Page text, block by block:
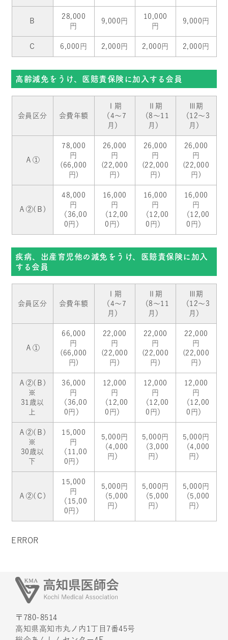
Ｂ
28,000
円
9,000円
10,000
円
9,000円
Ｃ 6,000円 2,000円 2,000円 2,000円
高齢減免をうけ、医賠責保険に加入する会員
会員区分 会費年額
Ⅰ期
（4～7
月）
Ⅱ期
（8～11
月）
Ⅲ期
（12～3
月）
Ａ①
78,000
円
(66,000
円)
26,000
円
(22,000
円)
26,000
円
(22,000
円)
26,000
円
(22,000
円)
Ａ②(Ｂ)
48,000
円
（36,00
0円）
16,000
円
（12,00
0円）
16,000
円
（12,00
0円）
16,000
円
（12,00
0円）
疾病、出産育児他の減免をうけ、医賠責保険に加入
する会員
会員区分 会費年額
Ⅰ期
（4～7
月）
Ⅱ期
（8～11
月）
Ⅲ期
（12～3
月）
Ａ①
66,000
円
(66,000
円)
22,000
円
(22,000
円)
22,000
円
(22,000
円)
22,000
円
(22,000
円)
Ａ②(Ｂ)
※
31歳以
上
36,000
円
（36,00
0円）
12,000
円
（12,00
0円）
12,000
円
（12,00
0円）
12,000
円
（12,00
0円）
Ａ②(Ｂ)
※
30歳以
下
15,000
円
（11,00
0円）
5,000円
（4,000
円）
5,000円
（3,000
円）
5,000円
（4,000
円）
Ａ②(Ｃ)
15,000
円
（15,00
0円）
5,000円
（5,000
円）
5,000円
（5,000
円）
5,000円
（5,000
円）
ERROR
〒780-8514
高知県高知市丸ノ内1丁目7番45号